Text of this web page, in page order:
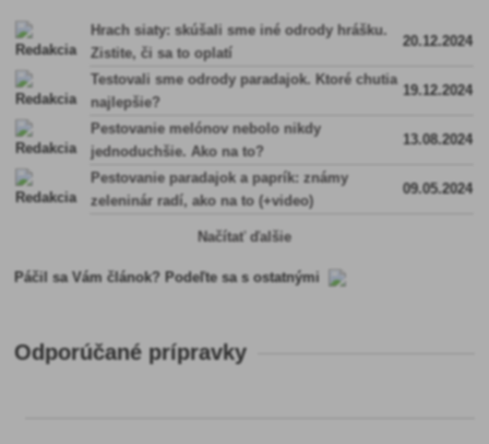
Hrach siaty: skúšali sme iné odrody hrášku.
Zistite, či sa to oplatí
20.12.2024
Testovali sme odrody paradajok. Ktoré chutia
najlepšie?
19.12.2024
Pestovanie melónov nebolo nikdy
jednoduchšie. Ako na to?
13.08.2024
Pestovanie paradajok a paprík: známy
zeleninár radí, ako na to (+video)
09.05.2024
Načítať ďalšie
Páčil sa Vám článok? Podeľte sa s ostatnými
Odporúčané prípravky